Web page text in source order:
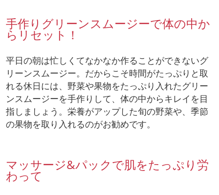
手作りグリーンスムージーで体の中か
らリセット！
平日の朝は忙しくてなかなか作ることができないグ
リーンスムージー。だからこそ時間がたっぷりと取
れる休日には、野菜や果物をたっぷり入れたグリー
ンスムージーを手作りして、体の中からキレイを目
指しましょう。栄養がアップした旬の野菜や、季節
の果物を取り入れるのがお勧めです。
マッサージ&パックで肌をたっぷり労
わって